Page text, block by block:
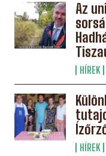
Az
HÍREK
HÍREK